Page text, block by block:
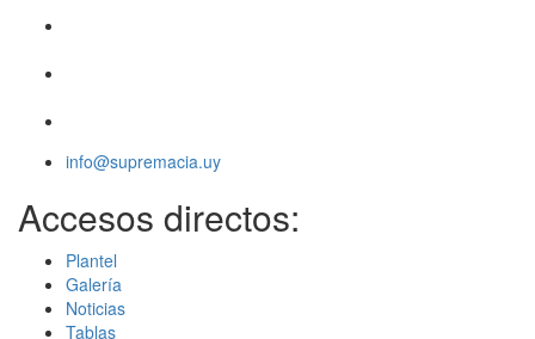
info@supremacia.uy
Accesos directos:
Plantel
Galería
Noticias
Tablas